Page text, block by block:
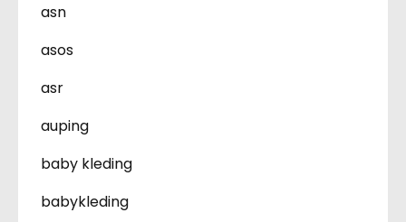
asn
asos
asr
auping
baby kleding
babykleding